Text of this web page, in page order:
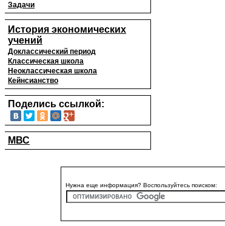
Задачи
История экономических
учений
Доклассический период
Классическая школа
Неоклассическая школа
Кейнсианство
Поделись ссылкой:
МВС
Нужна еще информация? Воспользуйтесь поиском: